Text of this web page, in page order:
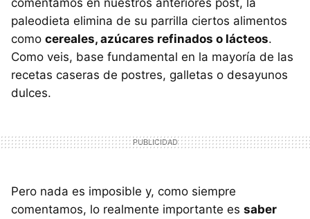
paleodieta elimina de su parrilla ciertos alimentos
como cereales, azúcares refinados o lácteos.
Como veis, base fundamental en la mayoría de las
recetas caseras de postres, galletas o desayunos
dulces.
Pero nada es imposible y, como siempre
comentamos, lo realmente importante es saber